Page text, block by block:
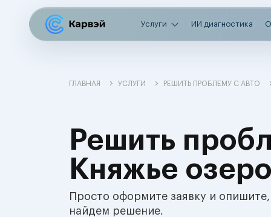
Услуги ИИ диагностика
ГЛАВНАЯ УСЛУГИ РЕШИТЬ ПРОБЛЕМУ С АВТО
Решить
Княжье озеро
Просто оформите заявку и
найдем решение.